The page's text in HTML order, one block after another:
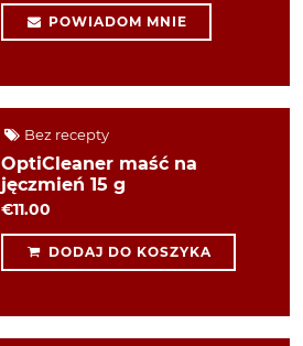
POWIADOM MNIE
Bez recepty
OptiCleaner maść na
jęczmień 15 g
€11.00
DODAJ DO KOSZYKA